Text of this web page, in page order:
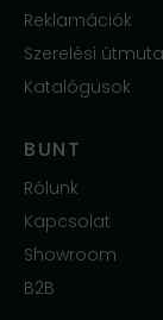
Reklamációk
Szerelési
Katalógusok
BUNT
Rólunk
Kapcsolat
Showroom
B2B